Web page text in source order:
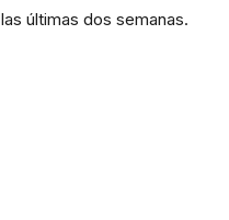
últimas dos semanas.